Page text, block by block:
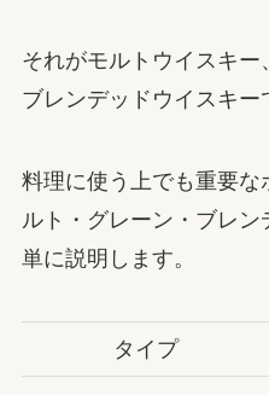
それがモルトウイスキー
ブレンデッドウイスキー
料理に使う上でも重要
ルト・グレーン・ブレ
単に説明します。
タイプ